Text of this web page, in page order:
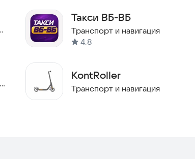
Такси ВБ-ВБ
Транспорт и навигация
4,8
KontRoller
Транспорт и навигация